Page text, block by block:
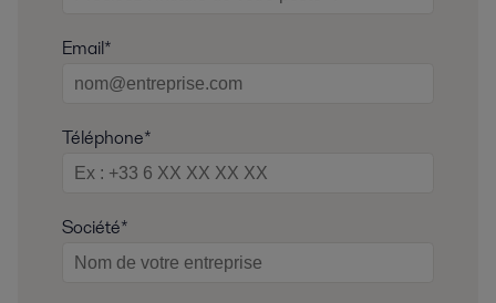
Email*
Téléphone*
Société*